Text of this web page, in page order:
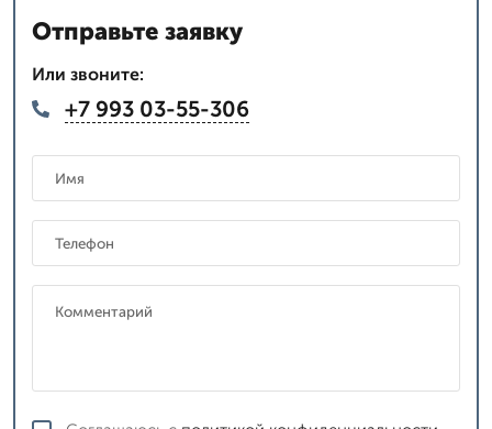
Отправьте заявку
Или звоните:
+7 993 03-55-306